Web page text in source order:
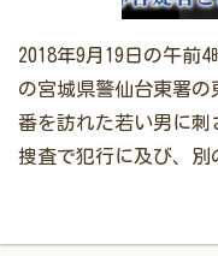
2018年9月19日の午前
の宮城県警仙台東署
番を訪れた若い男に
捜査で犯行に及び、別